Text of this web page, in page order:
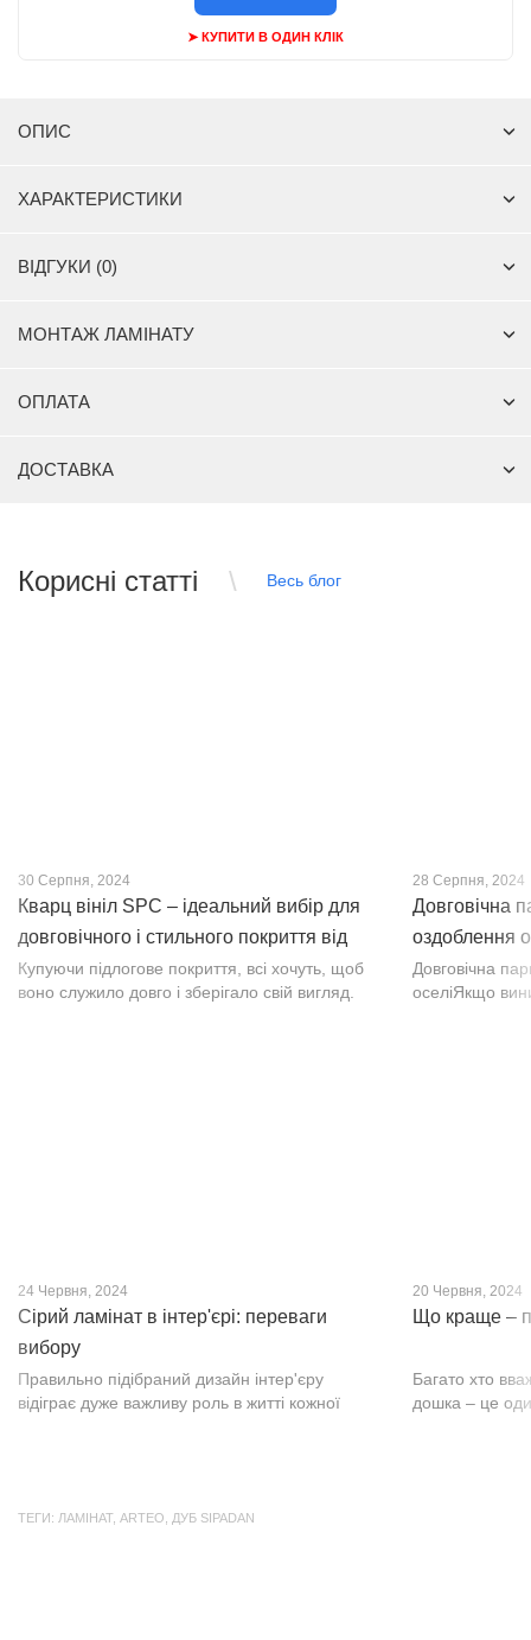
➤ КУПИТИ В ОДИН КЛІК
ОПИС
ХАРАКТЕРИСТИКИ
ВІДГУКИ (0)
МОНТАЖ ЛАМІНАТУ
ОПЛАТА
ДОСТАВКА
Корисні статті Весь блог
30 Серпня, 2024
Кварц вініл SPC – ідеальний вибір для
довговічного і стильного покриття від
PROFLOOR
Купуючи підлогове покриття, всі хочуть, щоб
воно служило довго і зберігало свій вигляд.
28 Серпня, 2024
Довговічна
оздоблення
Довговічна
оселіЯкщо
24 Червня, 2024
Сірий ламінат в інтер'єрі: переваги
вибору
Правильно підібраний дизайн інтер'єру
відіграє дуже важливу роль в житті кожної
20 Червня, 2024
Що краще –
Багато хто
дошка – це
ТЕГИ: ЛАМІНАТ, ARTEO ДУБ SIPADAN